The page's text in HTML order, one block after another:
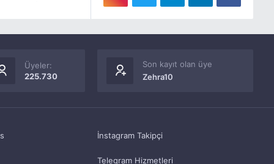
Üyeler:
225.730
Son kayıt olan üye
Zehra10
İnstagram Takipçi
Telegram Hizmetleri